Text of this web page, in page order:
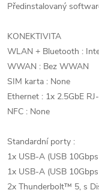
Předinstalovaný
KONEKTIVITA
WLAN + Bluetooth :
WWAN : Bez WWAN
SIM karta : None
Ethernet : 1x 2.5GbE
NFC : None
Standardní porty :
1x USB-A (USB
1x USB-A (USB
2x Thunderbolt™ 5, s